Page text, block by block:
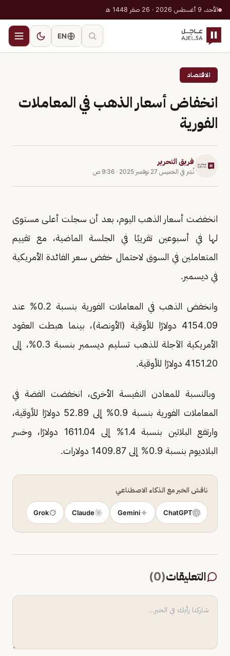
الأحد، 9 أغسطس 2026 · 26 صفر 1448 هـ
EN
الاقتصاد
انخفاض أسعار الذهب في المعاملات
الفورية
فريق التحرير
نُشر في الخميس 27 نوفمبر 2025 · 9:36 ص
انخفضت أسعار الذهب اليوم، بعد أن سجلت أعلى مستوى
لها في أسبوعين تقريبًا في الجلسة الماضية، مع تقييم
المتعاملين في السوق لاحتمال خفض سعر الفائدة الأمريكية
في ديسمبر.
وانخفض الذهب في المعاملات الفورية بنسبة 0.2% عند
4154.09 دولارًا للأوقية (الأونصة)، بينما هبطت العقود
الأمريكية الآجلة للذهب تسليم ديسمبر بنسبة 0.3%، إلى
4151.20 دولارًا للأوقية.
وبالنسبة للمعادن النفيسة الأخرى، انخفضت الفضة في
المعاملات الفورية بنسبة 0.9% إلى 52.89 دولارًا للأوقية،
وارتفع البلاتين بنسبة 1.4% إلى 1611.04 دولارًا، وخسر
البلاديوم بنسبة 0.9% إلى 1409.87 دولارات.
ناقش الخبر مع الذكاء الاصطناعي
ChatGPT
Gemini
Claude
Grok
التعليقات(
0
)